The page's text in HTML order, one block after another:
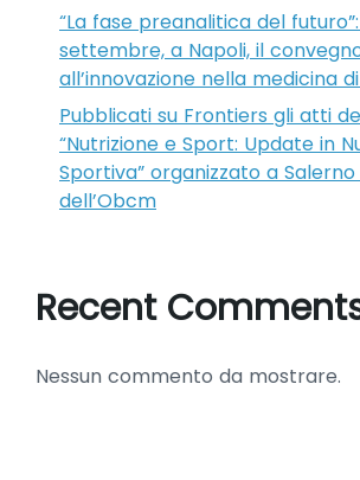
“La fase preanalitica del futuro”:
settembre, a Napoli, il
all’innovazione nella medicina
Pubblicati su Frontiers gli atti
“Nutrizione e Sport: Update in
Sportiva” organizzato a
dell’Obcm
Recent
Nessun commento da mostrare.